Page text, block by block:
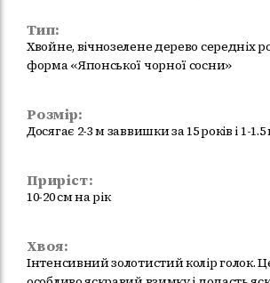
Тип:
Хвойне, вічнозелене дерево середніх
форма «Японської чорної сосни»
Розмір:
Досягає 2-3 м заввишки за 15 років і 1-
Приріст:
10-20 см на рік
Хвоя:
Інтенсивний золотистий колір голок.